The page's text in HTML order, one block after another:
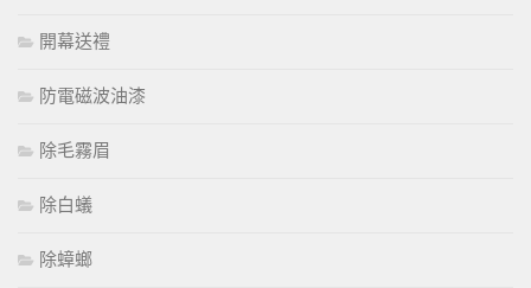
開幕送禮
防電磁波油漆
除毛霧眉
除白蟻
除蟑螂